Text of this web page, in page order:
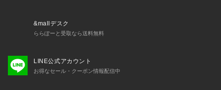
&mallデスク
ららぽーと受取なら送料無料
LINE公式アカウント
お得なセール・クーポン情報配信中